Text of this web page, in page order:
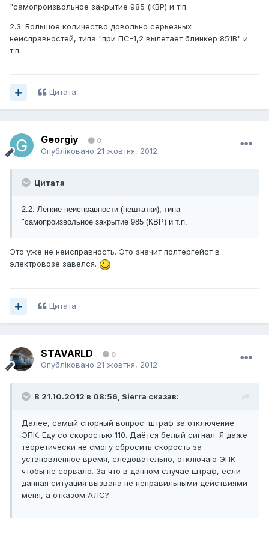
"самопроизвольное закрытие 985 (КВР) и т.п.
2.3. Большое количество довольно серьезных
неисправностей, типа "при ПС-1,2 вылетает блинкер 851В" и
т.п.
Цитата
Georgiy 0
Опубліковано 21 жовтня, 2012
Цитата
2.2. Легкие неисправности (нештатки), типа
"самопроизвольное закрытие 985 (КВР) и т.п.
Это уже не неисправность. Это значит полтергейст в
электровозе завелся.
Цитата
STAVARLD 0
Опубліковано 21 жовтня, 2012
В 21.10.2012 в 08:56, Sierra сказав:
Далее, самый спорный вопрос: штраф за отключение
ЭПК. Еду со скоростью 110. Даётся белый сигнал. Я даже
теоретически не смогу сбросить скорость за
установленное время, следовательно, отключаю ЭПК
чтобы не сорвало. За что в данном случае штраф, если
данная ситуация вызвана не неправильными действиями
меня, а отказом АЛС?